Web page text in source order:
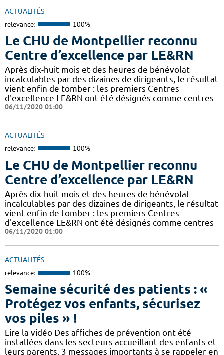
ACTUALITÉS
relevance: 100%
Le CHU de Montpellier reconnu
Centre d’excellence par LE&RN
Après dix-huit mois et des heures de bénévolat
incalculables par des dizaines de dirigeants, le résultat
vient enfin de tomber : les premiers Centres
d'excellence LE&RN ont été désignés comme centres
06/11/2020 01:00
ACTUALITÉS
relevance: 100%
Le CHU de Montpellier reconnu
Centre d’excellence par LE&RN
Après dix-huit mois et des heures de bénévolat
incalculables par des dizaines de dirigeants, le résultat
vient enfin de tomber : les premiers Centres
d'excellence LE&RN ont été désignés comme centres
06/11/2020 01:00
ACTUALITÉS
relevance: 100%
Semaine sécurité des patients : «
Protégez vos enfants, sécurisez
vos piles » !
Lire la vidéo Des affiches de prévention ont été
installées dans les secteurs accueillant des enfants et
leurs parents. 3 messages importants à se rappeler en